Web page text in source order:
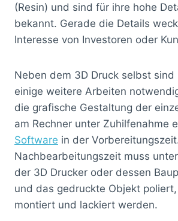
(Resin) und sind für ihre hohe
bekannt. Gerade die Details
Interesse von Investoren oder
Neben dem 3D Druck selbst sind
einige weitere Arbeiten
die grafische Gestaltung der
am Rechner unter Zuhilfenahme
Software in der
Nachbearbeitungszeit muss
der 3D Drucker oder dessen
und das gedruckte Objekt
montiert und lackiert werden.